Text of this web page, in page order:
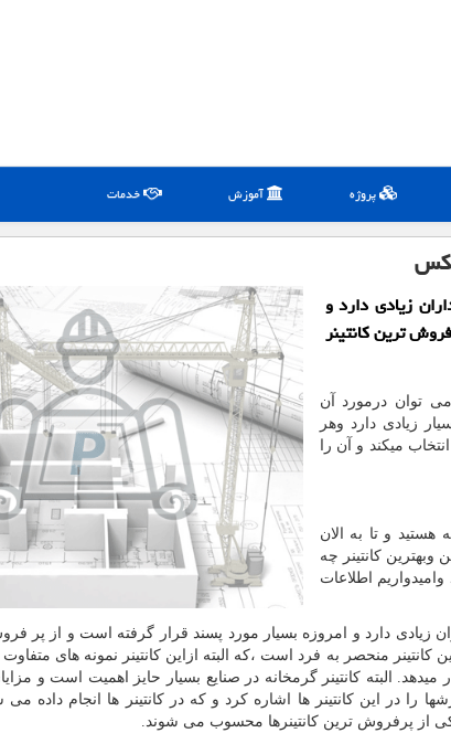
پروژه آموزش خدمات
زیادی دارد و
ترین كانتینر
توان درمورد آن
زیادی دارد وهر
میکند و آن را
هستید و تا به الان
وبهترین کانتینر چه
اطلاعات
زیادی دارد و امروزه بسیار مورد پسند قرار گرفته است و از پر
منحصر به فرد است ،که البته ازاین کانتینر نمونه های
البته کانتینر گرمخانه در صنایع بسیار حایز اهمیت است و
این کانتینر ها اشاره کرد و که در کانتینر ها انجام داده می
از پرفروش ترین کانتینرها محسوب می شوند.